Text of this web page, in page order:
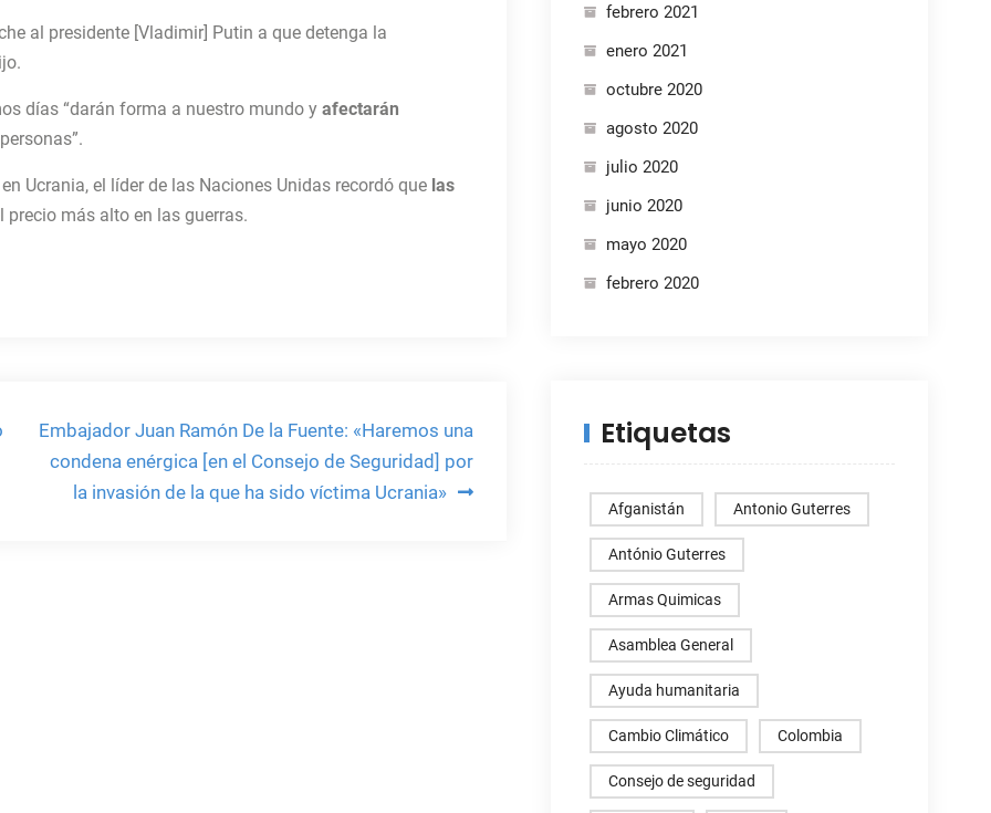
al presidente [Vladimir] Putin a que detenga la
días “darán forma a nuestro mundo y afectarán
Ucrania, el líder de las Naciones Unidas recordó que las
precio más alto en las guerras.
Embajador Juan Ramón De la Fuente: «Haremos una
condena enérgica [en el Consejo de Seguridad] por
la invasión de la que ha sido víctima Ucrania»
febrero 2021
enero 2021
octubre 2020
agosto 2020
julio 2020
junio 2020
mayo 2020
febrero 2020
Etiquetas
Afganistán Antonio Guterres
António Guterres
Armas Quimicas
Asamblea General
Ayuda humanitaria
Cambio Climático Colombia
Consejo de seguridad